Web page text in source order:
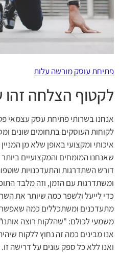
פתיחת עוסק מורשה עלות
לקטוף הצלחה זהו
אנחנו בשרותי פתיחת עסק עצמאי
לקוחות העוסקים בתחומים שונים
איכותי ומקצועי באופן שלא מן
שאנחנו המומחים והמקצועיים
דורש השתדרגות והתעדכנויות
ומשתדרגות עם הזמן, וזה מלבד
כדי לייעל ולשפר כמה שיותר את
מתעדכנים ומשתכללים כמה
משמעי לכולם: "שהלקוח רוצה
אנו מבינים כמה זה נחוץ ללקוח
ואנו ללא כל ספק עונים על דרישה זו.